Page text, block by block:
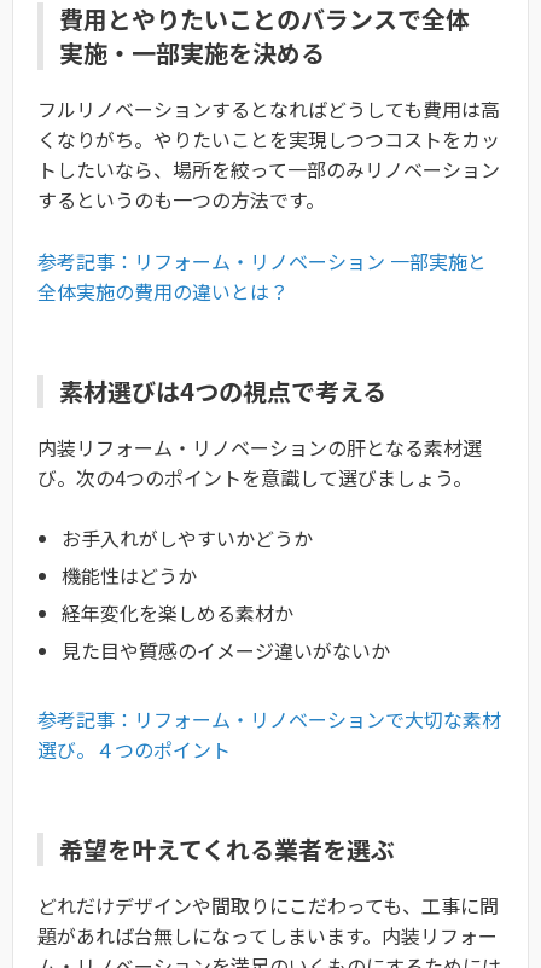
費用とやりたいことのバランスで全体
実施・一部実施を決める
フルリノベーションするとなればどうしても費用は高
くなりがち。やりたいことを実現しつつコストをカッ
トしたいなら、場所を絞って一部のみリノベーション
するというのも一つの方法です。
参考記事：リフォーム・リノベーション 一部実施と
全体実施の費用の違いとは？
素材選びは4つの視点で考える
内装リフォーム・リノベーションの肝となる素材選
び。次の4つのポイントを意識して選びましょう。
お手入れがしやすいかどうか
機能性はどうか
経年変化を楽しめる素材か
見た目や質感のイメージ違いがないか
参考記事：リフォーム・リノベーションで大切な素材
選び。４つのポイント
希望を叶えてくれる業者を選ぶ
どれだけデザインや間取りにこだわっても、工事に問
題があれば台無しになってしまいます。内装リフォー